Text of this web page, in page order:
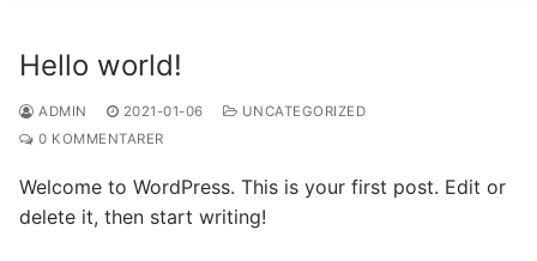
Hello world!
ADMIN 2021-01-06
UNCATEGORIZED
0 KOMMENTARER
Welcome to WordPress. This is your first post. Edit or
delete it, then start writing!